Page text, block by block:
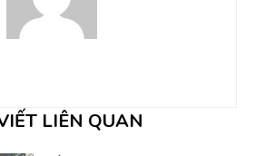
LIÊN QUAN